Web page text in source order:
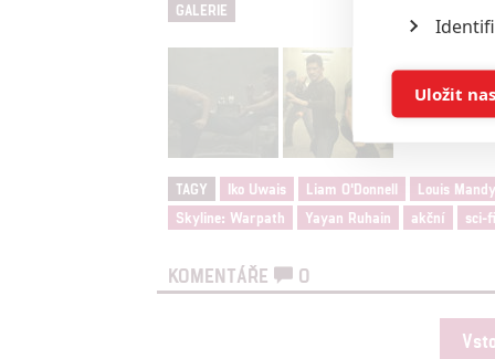
GALERIE
TAGY Iko Uwais Liam O'Donnell Louis
Skyline: Warpath
Yayan Ruhain akční sci-fi
KOMENTÁŘE 0
služeb
Udělením
možnost:
Poskytování
Uložit